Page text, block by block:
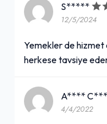
S*****
12/5/2024
Yemekler de hizmet
herkese tavsiye
A****
4/4/2022